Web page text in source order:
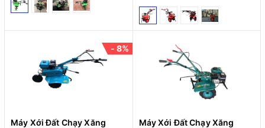
- 8%
Máy Xới Đất Chạy Xăng
Máy Xới Đất Chạy Xăng